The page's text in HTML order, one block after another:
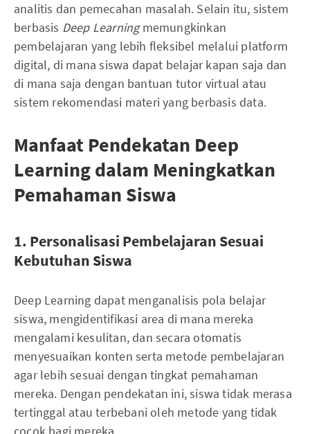
analitis dan pemecahan masalah. Selain itu, sistem
berbasis Deep Learningmemungkinkan
pembelajaran yang lebih fleksibel melalui platform
digital, di mana siswa dapat belajar kapan saja dan
di mana saja dengan bantuan tutor virtual atau
sistem rekomendasi materi yang berbasis data.
Manfaat Pendekatan Deep
Learning dalam Meningkatkan
Pemahaman Siswa
1. Personalisasi Pembelajaran Sesuai
Kebutuhan Siswa
Deep Learning dapat menganalisis pola belajar
siswa, mengidentifikasi area di mana mereka
mengalami kesulitan, dan secara otomatis
menyesuaikan konten serta metode pembelajaran
agar lebih sesuai dengan tingkat pemahaman
mereka. Dengan pendekatan ini, siswa tidak merasa
tertinggal atau terbebani oleh metode yang tidak